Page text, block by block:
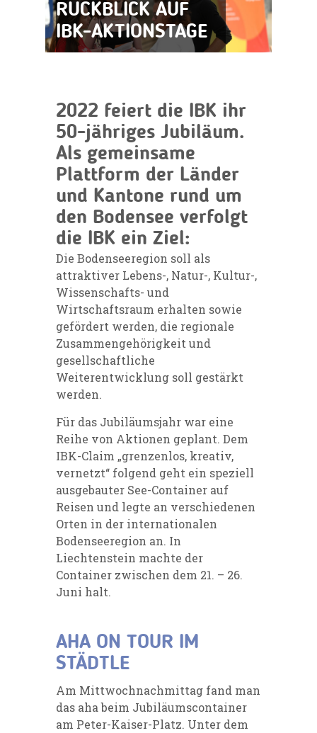
RÜCKBLICK AUF
IBK-AKTIONSTAGE
2022 feiert die IBK ihr
50-jähriges Jubiläum.
Als gemeinsame
Plattform der Länder
und Kantone rund um
den Bodensee verfolgt
die IBK ein Ziel:
Die Bodenseeregion soll als
attraktiver Lebens-, Natur-, Kultur-,
Wissenschafts- und
Wirtschaftsraum erhalten sowie
gefördert werden, die regionale
Zusammengehörigkeit und
gesellschaftliche
Weiterentwicklung soll gestärkt
werden.
Für das Jubiläumsjahr war eine
Reihe von Aktionen geplant. Dem
IBK-Claim „grenzenlos, kreativ,
vernetzt“ folgend geht ein speziell
ausgebauter See-Container auf
Reisen und legte an verschiedenen
Orten in der internationalen
Bodenseeregion an. In
Liechtenstein machte der
Container zwischen dem 21. – 26.
Juni halt.
AHA ON TOUR IM
STÄDTLE
Am Mittwochnachmittag fand man
das aha beim Jubiläumscontainer
am Peter-Kaiser-Platz. Unter dem